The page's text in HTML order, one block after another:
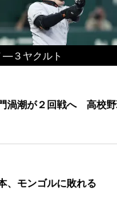
―３ヤクルト
渦潮が２回戦へ 高校
、モンゴルに敗れる